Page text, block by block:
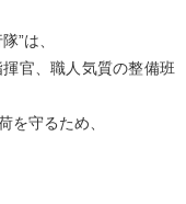
”は、
官、職人気質の整備班
を守るため、